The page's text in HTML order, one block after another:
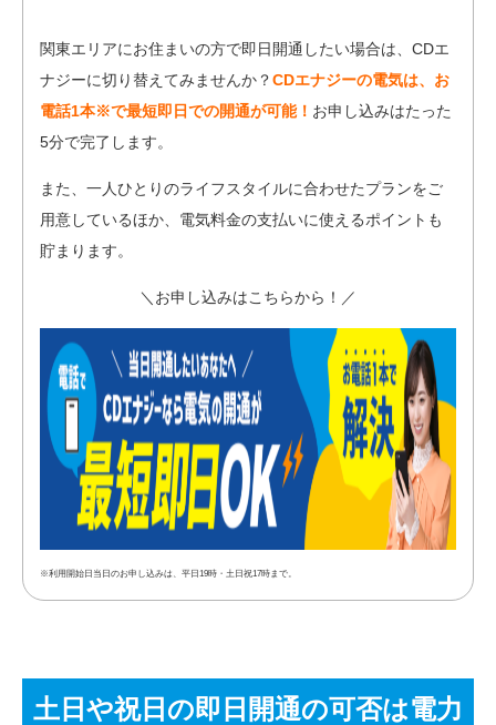
関東エリアにお住まいの方で即日開通したい場合は、CDエ
ナジーに切り替えてみませんか？CDエナジーの電気は、お
電話1本※で最短即日での開通が可能！ お申し込みはたった
5分で完了します。
また、一人ひとりのライフスタイルに合わせたプランをご
用意しているほか、電気料金の支払いに使えるポイントも
貯まります。
＼お申し込みはこちらから！／
※利用開始日当日のお申し込みは、平日19時・土日祝17時まで。
土日や祝日の即日開通の可否は電力